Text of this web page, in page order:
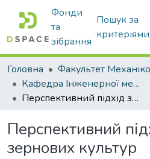
Фонди
та
зібрання
Пошук за
критеріями
Головна
Кафедра Інженерної механіки та комп'ютерного проектування
Перспективний підхід зберіганні зернових культур
Перспективний
зернових культур